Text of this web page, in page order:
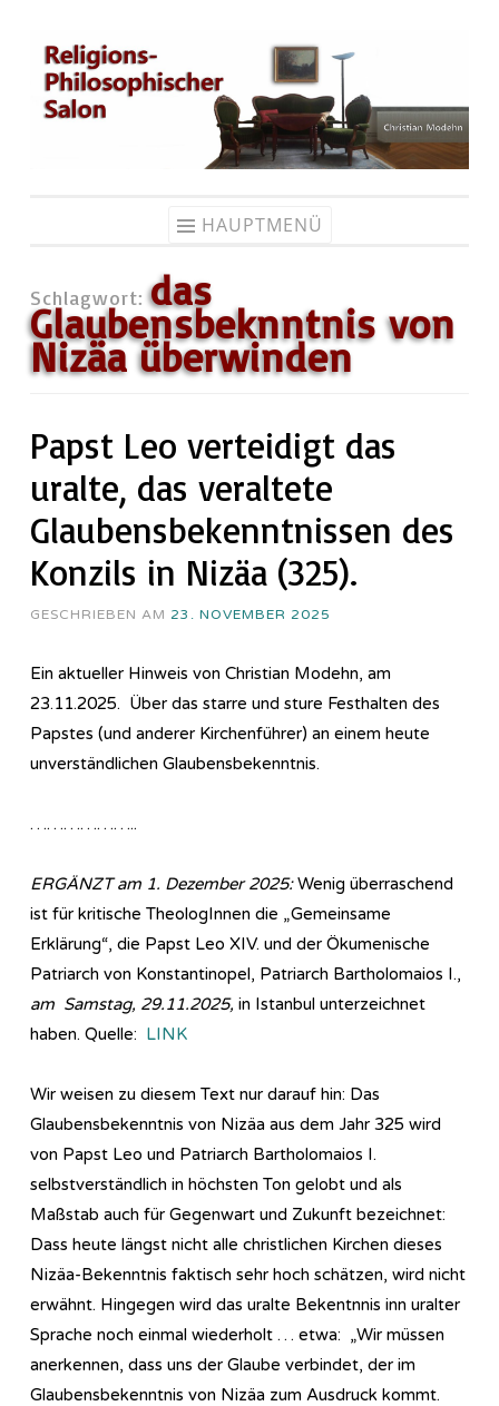
Zum
Inhalt
springen
HAUPTMENÜ
Schlagwort:das
Glaubensbeknntnis von
Nizäa überwinden
Papst Leo verteidigt das
uralte, das veraltete
Glaubensbekenntnissen des
Konzils in Nizäa (325).
GESCHRIEBEN AM 23. NOVEMBER 2025
Ein aktueller Hinweis von Christian Modehn, am
23.11.2025. Über das starre und sture Festhalten des
Papstes (und anderer Kirchenführer) an einem heute
unverständlichen Glaubensbekenntnis.
………………..
ERGÄNZT am 1. Dezember 2025:Wenig überraschend
ist für kritische TheologInnen die „Gemeinsame
Erklärung“, die Papst Leo XIV. und der Ökumenische
Patriarch von Konstantinopel, Patriarch Bartholomaios I.,
am Samstag, 29.11.2025, in Istanbul unterzeichnet
haben. Quelle: LINK
Wir weisen zu diesem Text nur darauf hin: Das
Glaubensbekenntnis von Nizäa aus dem Jahr 325 wird
von Papst Leo und Patriarch Bartholomaios I.
selbstverständlich in höchsten Ton gelobt und als
Maßstab auch für Gegenwart und Zukunft bezeichnet:
Dass heute längst nicht alle christlichen Kirchen dieses
Nizäa-Bekenntnis faktisch sehr hoch schätzen, wird nicht
erwähnt. Hingegen wird das uralte Bekentnnis inn uralter
Sprache noch einmal wiederholt … etwa: „Wir müssen
anerkennen, dass uns der Glaube verbindet, der im
Glaubensbekenntnis von Nizäa zum Ausdruck kommt.